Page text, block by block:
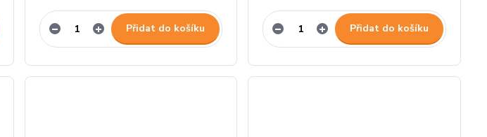
Přidat do košíku Přidat do košíku